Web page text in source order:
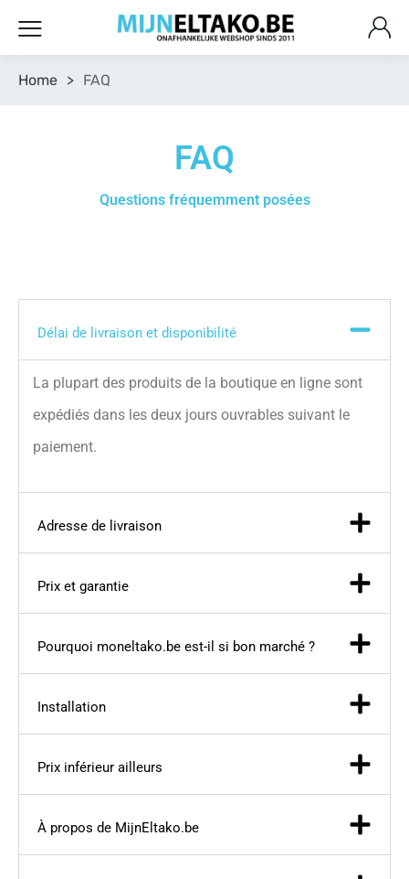
Home > FAQ
FAQ
Questions fréquemment posées
Délai de livraison et disponibilité
La plupart des produits de la boutique en ligne sont
expédiés dans les deux jours ouvrables suivant le
paiement.
Adresse de livraison
Prix et garantie
Pourquoi moneltako.be est-il si bon marché ?
Installation
Prix inférieur ailleurs
À propos de MijnEltako.be